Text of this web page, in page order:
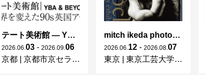
テート美術館 ― YBA & BEYOND 世界を変えた90s英国アート
2026 06 03 - 2026 09 06
京都
京都市京セラ美術館
mitch ikeda photography exhibition「rocks」
2026 06 12 - 2026 08 07
東京
東京工芸大学 写大ギャラリー